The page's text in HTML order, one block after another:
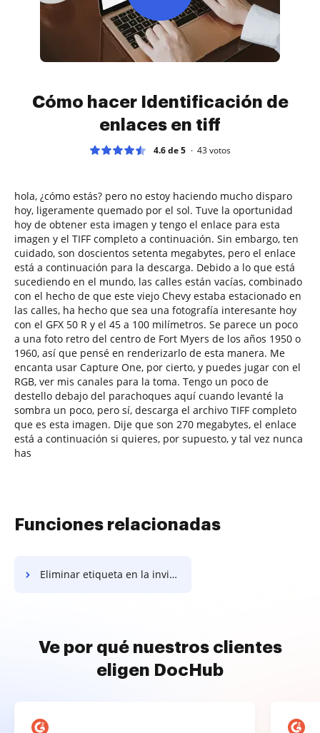
Cómo hacer Identificación de
enlaces en tiff
4.6 de 5 43votos
hola, ¿cómo estás? pero no estoy haciendo mucho disparo
hoy, ligeramente quemado por el sol. Tuve la oportunidad
hoy de obtener esta imagen y tengo el enlace para esta
imagen y el TIFF completo a continuación. Sin embargo, ten
cuidado, son doscientos setenta megabytes, pero el enlace
está a continuación para la descarga. Debido a lo que está
sucediendo en el mundo, las calles están vacías, combinado
con el hecho de que este viejo Chevy estaba estacionado en
las calles, ha hecho que sea una fotografía interesante hoy
con el GFX 50 R y el 45 a 100 milímetros. Se parece un poco
a una foto retro del centro de Fort Myers de los años 1950 o
1960, así que pensé en renderizarlo de esta manera. Me
encanta usar Capture One, por cierto, y puedes jugar con el
RGB, ver mis canales para la toma. Tengo un poco de
destello debajo del parachoques aquí cuando levanté la
sombra un poco, pero sí, descarga el archivo TIFF completo
que es esta imagen. Dije que son 270 megabytes, el enlace
está a continuación si quieres, por supuesto, y tal vez nunca
has
Funciones relacionadas
Eliminar etiqueta en la invitación de cumpleaños
Ve por qué nuestros clientes
eligen DocHub